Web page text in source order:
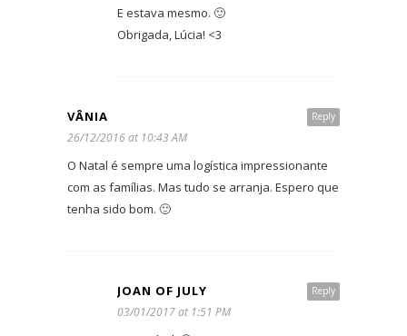
E estava mesmo. 🙂
Obrigada, Lúcia! <3
Reply
VÂNIA
26/12/2016 at 10:43 AM
O Natal é sempre uma logística impressionante
com as famílias. Mas tudo se arranja. Espero que
tenha sido bom. 🙂
Reply
JOAN OF JULY
03/01/2017 at 1:51 PM